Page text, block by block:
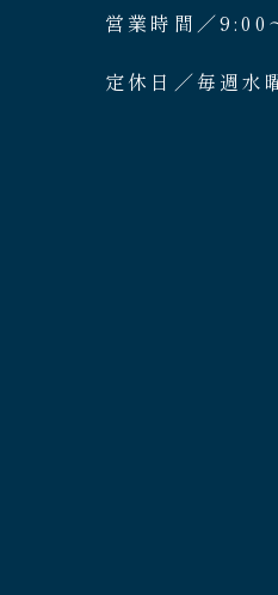
営業時間／9:00
定休日／毎週水